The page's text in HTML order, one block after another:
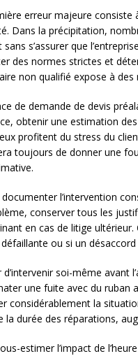
erreur majeure
Dans la précipitation,
sans s’assurer que
des normes strictes et
non qualifié expose à
de demande de devis
obtenir une estimation
profitent du stress du
toujours de donner une
l’intervention
conserver tous les
en cas de litige
défaillante ou si un
d’intervenir soi-même
une fuite avec du ruban
considérablement la
la durée des réparations,
estimer l’impact de